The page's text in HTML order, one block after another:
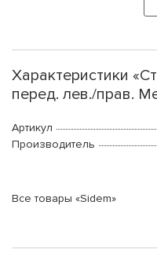
Характеристики
перед. лев./прав.
Артикул
Производитель
Все товары «Sidem»